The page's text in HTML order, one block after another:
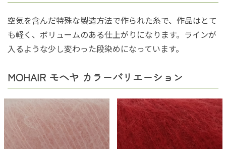
空気を含んだ特殊な製造方法で作られた糸で、作品はとて
も軽く、ボリュームのある仕上がりになります。ラインが
入るような少し変わった段染めになっています。
MOHAIR モヘヤ カラーバリエーション